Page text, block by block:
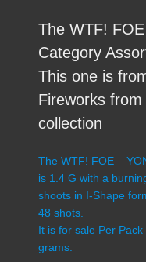
The WTF!
Category
This one is
Fireworks
collection
The WTF! FOE –
is 1.4 G with a
shoots in I-Shape
48 shots.
It is for sale Per
grams.